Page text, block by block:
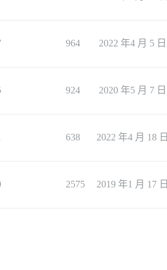
964 2022 年4 月 5 日
924 2020 年5 月 7 日
638 2022 年4 月 18 日
2575 2019 年1 月 17 日